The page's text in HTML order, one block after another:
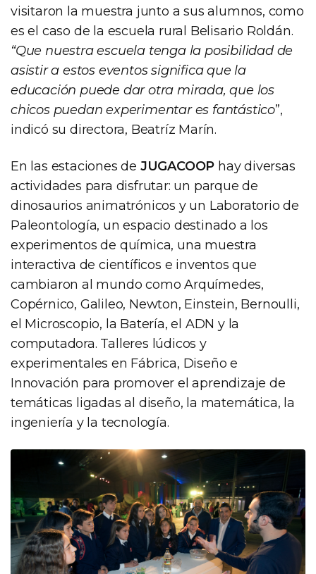
visitaron la muestra junto a sus alumnos, como
es el caso de la escuela rural Belisario Roldán.
“Que nuestra escuela tenga la posibilidad de
asistir a estos eventos significa que la
educación puede dar otra mirada, que los
chicos puedan experimentar es fantástico”,
indicó su directora, Beatríz Marín.
En las estaciones de JUGACOOP hay diversas
actividades para disfrutar: un parque de
dinosaurios animatrónicos y un Laboratorio de
Paleontología, un espacio destinado a los
experimentos de química, una muestra
interactiva de científicos e inventos que
cambiaron al mundo como Arquímedes,
Copérnico, Galileo, Newton, Einstein, Bernoulli,
el Microscopio, la Batería, el ADN y la
computadora. Talleres lúdicos y
experimentales en Fábrica, Diseño e
Innovación para promover el aprendizaje de
temáticas ligadas al diseño, la matemática, la
ingeniería y la tecnología.